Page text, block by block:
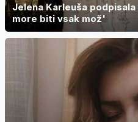
Jelena Karleuša
more biti vsak mož'